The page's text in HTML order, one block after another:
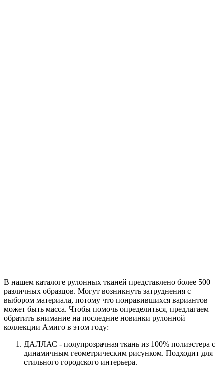
В нашем каталоге рулонных тканей представлено более 500
различных образцов. Могут возникнуть затруднения с
выбором материала, потому что понравившихся вариантов
может быть масса. Чтобы помочь определиться, предлагаем
обратить внимание на последние новинки рулонной
коллекции Амиго в этом году:
ДАЛЛАС - полупрозрачная ткань из 100% полиэстера с
динамичным геометрическим рисунком. Подходит для
стильного городского интерьера.